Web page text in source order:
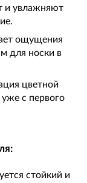
и увлажняют
ощущения
для носки в
цветной
с первого
стойкий и